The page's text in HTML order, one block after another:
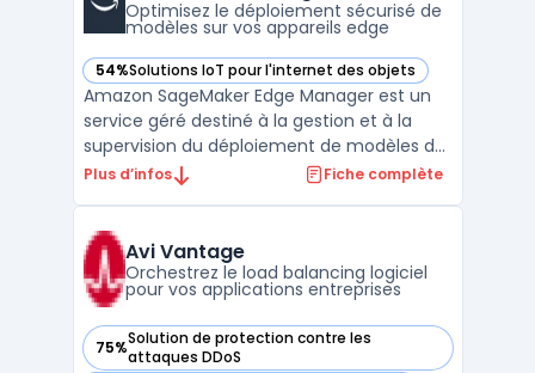
Optimisez le déploiement sécurisé de
modèles sur vos appareils edge
54%Solutions IoT pour l'internet des objets
— voir Amazon SageMaker Edge Manager dans cette
Amazon SageMaker Edge Manager est un
service géré destiné à la gestion et à la
supervision du déploiement de modèles de
machine learning sur des dispositifs en
de suivi de modèles de machine learning
sur des appareils distan ...
Plus d’infos Fiche complète
Avi Vantage
Orchestrez le load balancing logiciel
pour vos applications entreprises
75%Solution de protection contre les
attaques DDoS
— voir Avi Vantage dans cette catégorie